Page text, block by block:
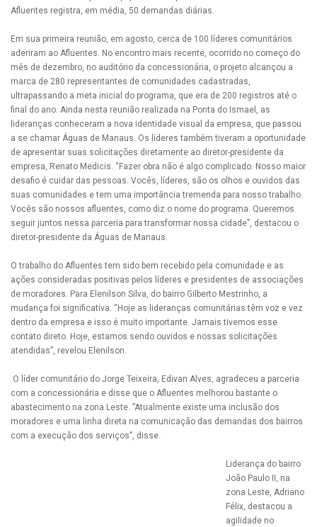
Afluentes registra, em média, 50 demandas diárias.
Em sua primeira reunião, em agosto, cerca de 100 líderes comunitários
aderiram ao Afluentes. No encontro mais recente, ocorrido no começo do
mês de dezembro, no auditório da concessionária, o projeto alcançou a
marca de 280 representantes de comunidades cadastradas,
ultrapassando a meta inicial do programa, que era de 200 registros até o
final do ano. Ainda nesta reunião realizada na Ponta do Ismael, as
lideranças conheceram a nova identidade visual da empresa, que passou
a se chamar Águas de Manaus. Os líderes também tiveram a oportunidade
de apresentar suas solicitações diretamente ao diretor-presidente da
empresa, Renato Medicis. “Fazer obra não é algo complicado. Nosso maior
desafio é cuidar das pessoas. Vocês, líderes, são os olhos e ouvidos das
suas comunidades e tem uma importância tremenda para nosso trabalho.
Vocês são nossos afluentes, como diz o nome do programa. Queremos
seguir juntos nessa parceria para transformar nossa cidade”, destacou o
diretor-presidente da Águas de Manaus.
O trabalho do Afluentes tem sido bem recebido pela comunidade e as
ações consideradas positivas pelos líderes e presidentes de associações
de moradores. Para Elenilson Silva, do bairro Gilberto Mestrinho, a
mudança foi significativa. “Hoje as lideranças comunitárias têm voz e vez
dentro da empresa e isso é muito importante. Jamais tivemos esse
contato direto. Hoje, estamos sendo ouvidos e nossas solicitações
atendidas”, revelou Elenilson.
O líder comunitário do Jorge Teixeira, Edivan Alves, agradeceu a parceria
com a concessionária e disse que o Afluentes melhorou bastante o
abastecimento na zona Leste. ”Atualmente existe uma inclusão dos
moradores e uma linha direta na comunicação das demandas dos bairros
com a execução dos serviços”, disse.
Liderança do bairro
João Paulo II, na
zona Leste, Adriano
Félix, destacou a
agilidade no